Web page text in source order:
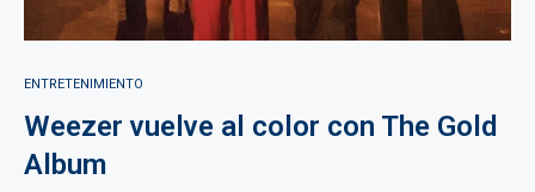
ENTRETENIMIENTO
Weezer vuelve al color con The Gold
Album